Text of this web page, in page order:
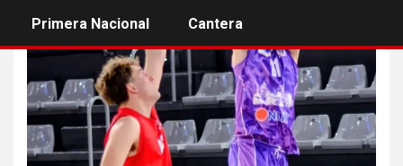
Primera Nacional Cantera